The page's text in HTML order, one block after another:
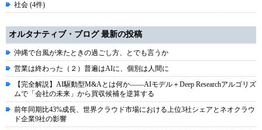
社会 (4件)
オルタナティブ・ブログ 最新の投稿
沖縄で台風が来たときの過ごし方、とでも言うか
営業は終わった（２）普遍はAIに、個別は人間に
【完全解説】AI駆動型M&Aとは何か――AIモデル＋Deep Researchアルゴリズ
ムで「会社の未来」から買収候補を逆算する
前年同期比43%成長、世界クラウド市場における上位3社シェアとネオクラウ
ド企業9社の影響